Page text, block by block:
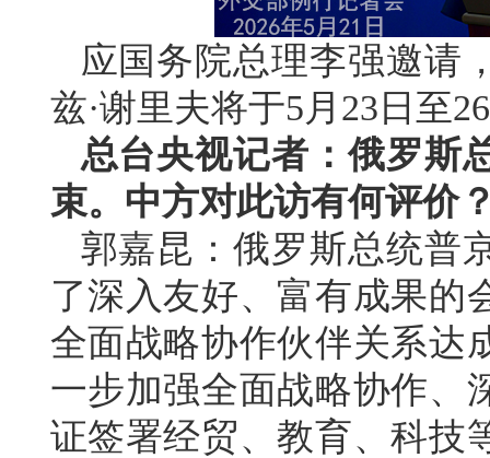
应国务院总理李强邀请
兹·谢里夫将于5月23日至
总台央视记者：俄罗斯
束。中方对此访有何评价
郭嘉昆：俄罗斯总统普
了深入友好、富有成果的
全面战略协作伙伴关系达
一步加强全面战略协作、
证签署经贸、教育、科技